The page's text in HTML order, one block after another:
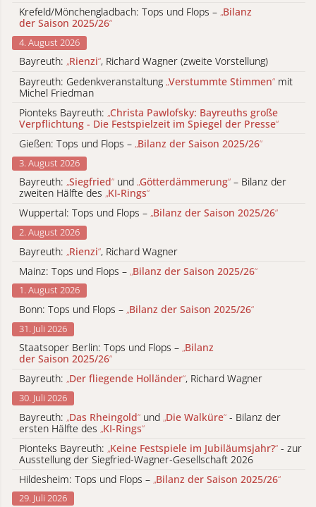
Krefeld/Mönchengladbach: Tops und Flops – „Bilanz
der Saison 2025/26“
4. August 2026
Bayreuth: „Rienzi“, Richard Wagner (zweite Vorstellung)
Bayreuth: Gedenkveranstaltung „Verstummte Stimmen“ mit
Michel Friedman
Pionteks Bayreuth: „Christa Pawlofsky: Bayreuths große
Verpflichtung - Die Festspielzeit im Spiegel der Presse“
Gießen: Tops und Flops – „Bilanz der Saison 2025/26“
3. August 2026
Bayreuth: „Siegfried“ und „Götterdämmerung“ – Bilanz der
zweiten Hälfte des „KI-Rings“
Wuppertal: Tops und Flops – „Bilanz der Saison 2025/26“
2. August 2026
Bayreuth: „Rienzi“, Richard Wagner
Mainz: Tops und Flops – „Bilanz der Saison 2025/26“
1. August 2026
Bonn: Tops und Flops – „Bilanz der Saison 2025/26“
31. Juli 2026
Staatsoper Berlin: Tops und Flops – „Bilanz
der Saison 2025/26“
Bayreuth: „Der fliegende Holländer“, Richard Wagner
30. Juli 2026
Bayreuth: „Das Rheingold“ und „Die Walküre“ - Bilanz der
ersten Hälfte des „KI-Rings“
Pionteks Bayreuth: „Keine Festspiele im Jubiläumsjahr?“ - zur
Ausstellung der Siegfried-Wagner-Gesellschaft 2026
Hildesheim: Tops und Flops – „Bilanz der Saison 2025/26“
29. Juli 2026